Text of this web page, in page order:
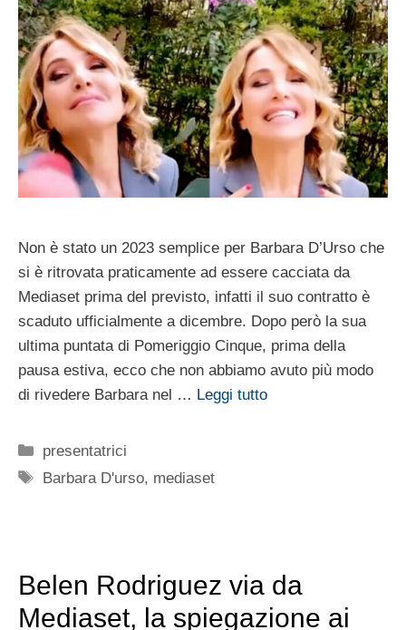
Non è stato un 2023 semplice per Barbara D’Urso che
si è ritrovata praticamente ad essere cacciata da
Mediaset prima del previsto, infatti il suo contratto è
scaduto ufficialmente a dicembre. Dopo però la sua
ultima puntata di Pomeriggio Cinque, prima della
pausa estiva, ecco che non abbiamo avuto più modo
di rivedere Barbara nel … Leggi tutto
Categorie
presentatrici
Tag
Barbara D'urso, mediaset
Belen Rodriguez via da
Mediaset, la spiegazione ai